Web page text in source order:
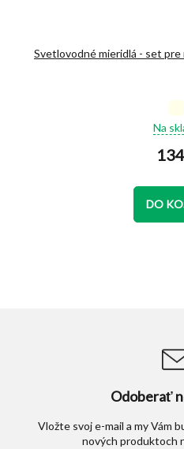
je
z
5
Na
DO
Odoberať
Vložte svoj e-mail a my Vám
nových produktoch